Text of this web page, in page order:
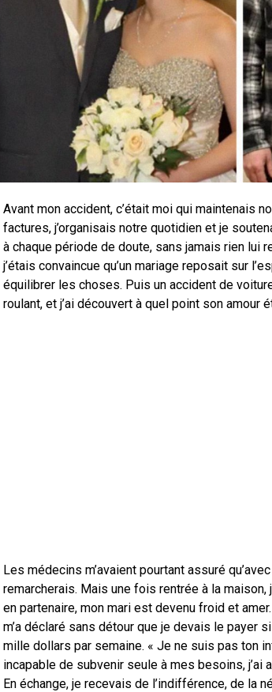
Avant mon accident, c’était moi qui maintenais
factures, j’organisais notre quotidien et je
à chaque période de doute, sans jamais rien lui
j’étais convaincue qu’un mariage reposait sur
équilibrer les choses. Puis un accident de
roulant, et j’ai découvert à quel point son amour
Les médecins m’avaient pourtant assuré
remarcherais. Mais une fois rentrée à la maison,
en partenaire, mon mari est devenu froid et
m’a déclaré sans détour que je devais le payer
mille dollars par semaine. « Je ne suis pas ton
incapable de subvenir seule à mes besoins, j’ai
En échange, je recevais de l’indifférence, de la